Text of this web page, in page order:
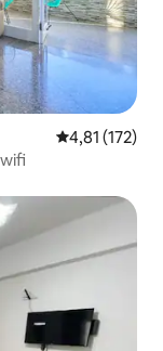
Gemiddelde
4,81 (172)